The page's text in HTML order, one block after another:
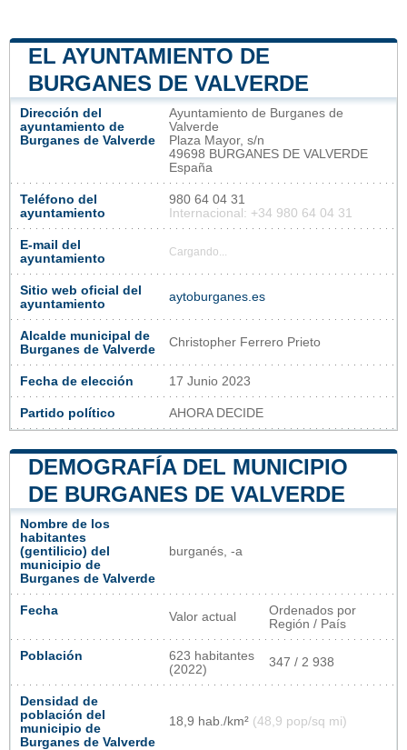
EL AYUNTAMIENTO DE
BURGANES DE VALVERDE
Dirección del
ayuntamiento de
Burganes de Valverde
Ayuntamiento de Burganes de
Valverde
Plaza Mayor, s/n
49698 BURGANES DE VALVERDE
España
Teléfono del
ayuntamiento
980 64 04 31
Internacional: +34 980 64 04 31
E-mail del
ayuntamiento
Cargando...
Sitio web oficial del
ayuntamiento
aytoburganes.es
Alcalde municipal de
Burganes de Valverde
Christopher Ferrero Prieto
Fecha de elección 17 Junio 2023
Partido político AHORA DECIDE
DEMOGRAFÍA DEL MUNICIPIO
DE BURGANES DE VALVERDE
Nombre de los
habitantes
(gentilicio) del
municipio de
Burganes de Valverde
burganés, -a
Fecha Valor actual
Ordenados por
Región / País
Población
623 habitantes
(2022)
347 / 2 938
Densidad de
población del
municipio de
Burganes de Valverde
18,9 hab./km² (48,9 pop/sq mi)